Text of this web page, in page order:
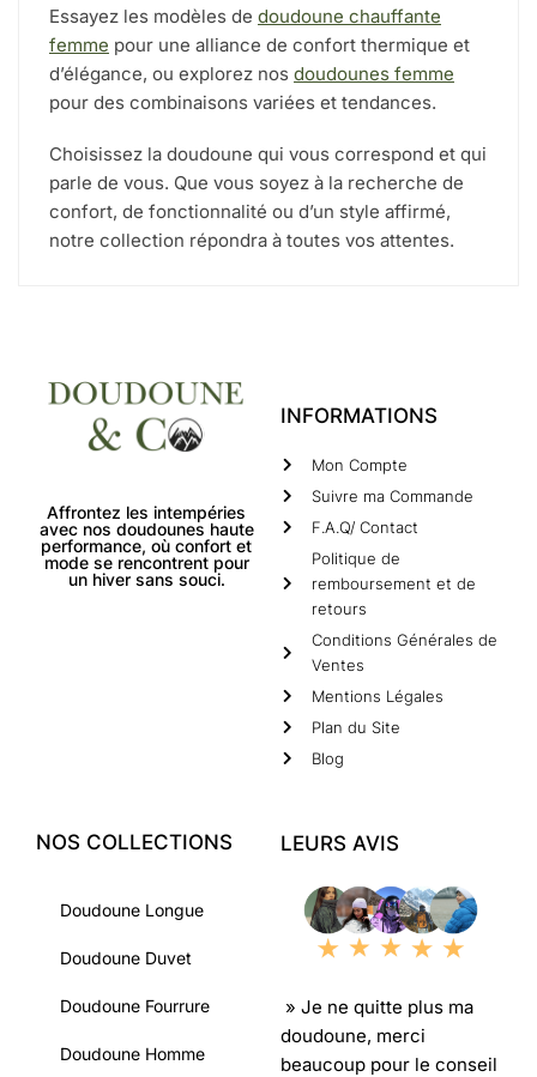
Essayez les modèles de doudoune chauffante
femme pour une alliance de confort thermique et
d’élégance, ou explorez nos doudounes femme
pour des combinaisons variées et tendances.
Choisissez la doudoune qui vous correspond et qui
parle de vous. Que vous soyez à la recherche de
confort, de fonctionnalité ou d’un style affirmé,
notre collection répondra à toutes vos attentes.
Affrontez les intempéries
avec nos doudounes haute
performance, où confort et
mode se rencontrent pour
un hiver sans souci.
INFORMATIONS
Mon Compte
Suivre ma Commande
F.A.Q/ Contact
Politique de
remboursement et de
retours
Conditions Générales de
Ventes
Mentions Légales
Plan du Site
Blog
NOS COLLECTIONS
Doudoune Longue
Doudoune Duvet
Doudoune Fourrure
Doudoune Homme
LEURS AVIS
» Je ne quitte plus ma
doudoune, merci
beaucoup pour le conseil